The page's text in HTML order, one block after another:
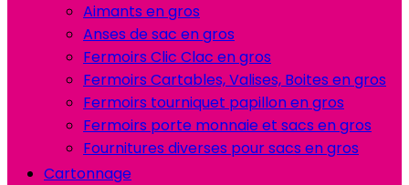
Aimants en gros
Anses de sac en gros
Fermoirs Clic Clac en gros
Fermoirs Cartables, Valises, Boites en gros
Fermoirs tourniquet papillon en gros
Fermoirs porte monnaie et sacs en gros
Fournitures diverses pour sacs en gros
Cartonnage